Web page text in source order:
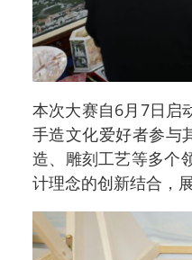
本次大赛自6月7日启
手造文化爱好者参与
造、雕刻工艺等多个
计理念的创新结合，